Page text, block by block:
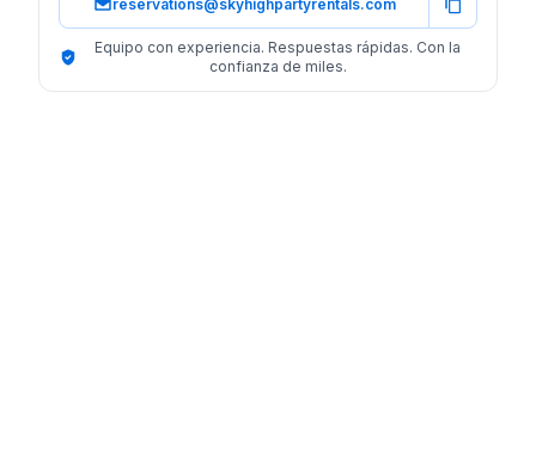
reservations@skyhighpartyrentals.com
Equipo con experiencia. Respuestas rápidas. Con la
confianza de miles.